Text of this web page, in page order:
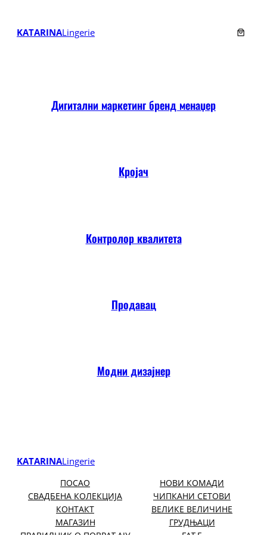
садржај
KATARINALingerie
Дигитални маркетинг бренд менаџер
Кројач
Контролор квалитета
Продавац
Модни дизајнер
KATARINALingerie
ПОСАО
СВАДБЕНА КОЛЕКЦИЈА
КОНТАКТ
МАГАЗИН
НОВИ КОМАДИ
ЧИПКАНИ СЕТОВИ
ВЕЛИКЕ ВЕЛИЧИНЕ
ГРУДЊАЦИ